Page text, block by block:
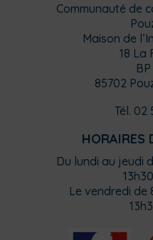
Communauté de
Maison de
18 La
85702
Tél. 02
HORAIRES
Du lundi au jeudi
Le vendredi de